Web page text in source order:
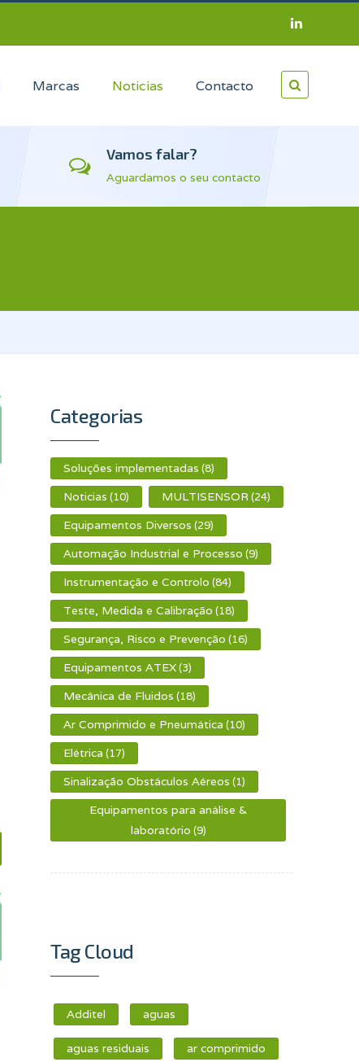
Marcas Noticias Contacto
Vamos falar?
Aguardamos o seu contacto
Categorias
Soluções implementadas (8)
Noticias (10) MULTISENSOR(24)
Equipamentos Diversos (29)
Automação Industrial e Processo (9)
Instrumentação e Controlo (84)
Teste, Medida e Calibração (18)
Segurança, Risco e Prevenção (16)
Equipamentos ATEX(3)
Mecânica de Fluidos (18)
Ar Comprimido e Pneumática (10)
Elétrica (17)
Sinalização Obstáculos Aéreos (1)
Equipamentos para análise &
laboratório (9)
Tag Cloud
Additel aguas
aguas residuais ar comprimido